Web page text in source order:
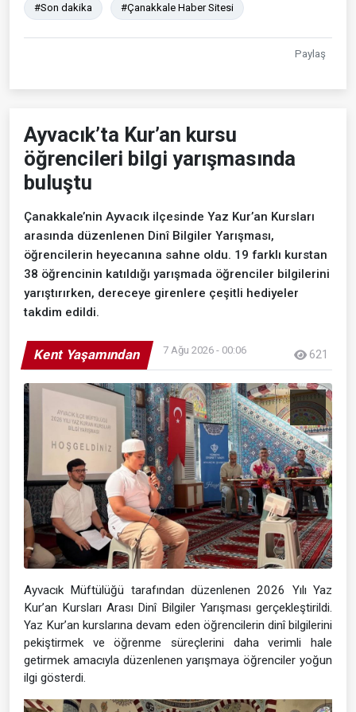
#Son dakika #Çanakkale Haber Sitesi
Paylaş
Ayvacık’ta Kur’an kursu
öğrencileri bilgi yarışmasında
buluştu
Çanakkale’nin Ayvacık ilçesinde Yaz Kur’an Kursları
arasında düzenlenen Dinî Bilgiler Yarışması,
öğrencilerin heyecanına sahne oldu. 19 farklı kurstan
38 öğrencinin katıldığı yarışmada öğrenciler bilgilerini
yarıştırırken, dereceye girenlere çeşitli hediyeler
takdim edildi.
Kent Yaşamından 7 Ağu 2026 - 00:06 621
Ayvacık Müftülüğü tarafından düzenlenen 2026 Yılı Yaz
Kur’an Kursları Arası Dinî Bilgiler Yarışması gerçekleştirildi.
Yaz Kur’an kurslarına devam eden öğrencilerin dinî bilgilerini
pekiştirmek ve öğrenme süreçlerini daha verimli hale
getirmek amacıyla düzenlenen yarışmaya öğrenciler yoğun
ilgi gösterdi.